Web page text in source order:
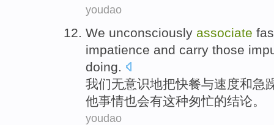
youdao
We unconsciously associate
impatience and carry those
doing.
我们无意识地把快餐与速度和急
他事情也会有这种匆忙的结论。
youdao